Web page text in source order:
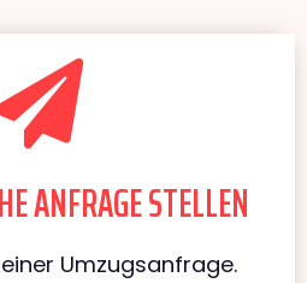
ANFRAGE STELLEN
Umzugsanfrage.